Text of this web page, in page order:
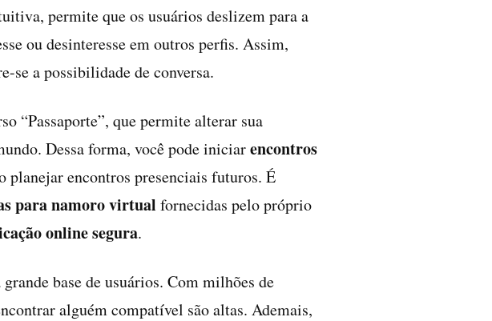
permite que os usuários deslizem para a
ou desinteresse em outros perfis. Assim,
se a possibilidade de conversa.
“Passaporte”, que permite alterar sua
Dessa forma, você pode iniciarencontros
planejar encontros presenciais futuros. É
para namoro virtual fornecidas pelo próprio
online segura.
base de usuários. Com milhões de
alguém compatível são altas. Ademais,